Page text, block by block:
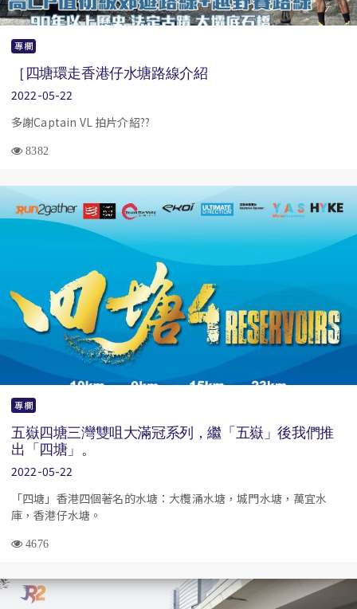
專欄
［四塘環走香港仔水塘路線介紹
2022-05-22
多謝Captain VL 拍片介紹??
8382
專欄
五嶽四塘三灣雙咀大滿冠系列，繼「五嶽」後我們推
出「四塘」。
2022-05-22
「四塘」香港四個著名的水塘：大欖涌水塘，城門水塘，萬宜水
庫，香港仔水塘。
4676